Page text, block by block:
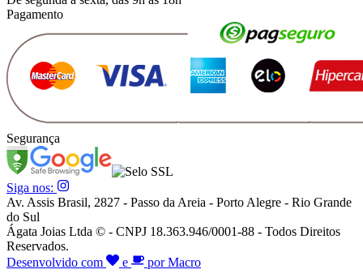
Pagamento
Segurança
Siga nos:
Av. Assis Brasil, 2827 - Passo da Areia - Porto Alegre - Rio Grande
do Sul
Ágata Joias Ltda © - CNPJ 18.363.946/0001-88 - Todos Direitos
Reservados.
Desenvolvido com
e por Macro